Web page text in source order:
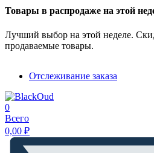
Товары в распродаже на этой
Лучший выбор на этой неделе.
продаваемые товары.
Отслеживание заказа
0
Всего
0,00 ₽